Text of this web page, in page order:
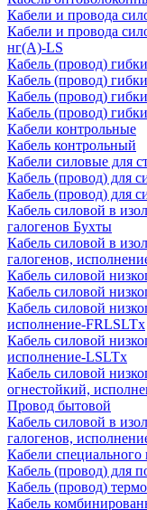
Кабели и провода
Кабели и провода
нг(А)-LS
Кабель (провод)
Кабель (провод)
Кабель (провод)
Кабель (провод)
Кабели контрольные
Кабель контрольный
Кабели силовые для
Кабель (провод) для
Кабель (провод) для
Кабель силовой в
галогенов Бухты
Кабель силовой в
галогенов,
Кабель силовой
Кабель силовой
Кабель силовой
исполнение-FRLSLTx
Кабель силовой
исполнение-LSLTx
Кабель силовой
огнестойкий,
Провод бытовой
Кабель силовой в
галогенов,
Кабели специального
Кабель (провод) для
Кабель (провод)
Кабель